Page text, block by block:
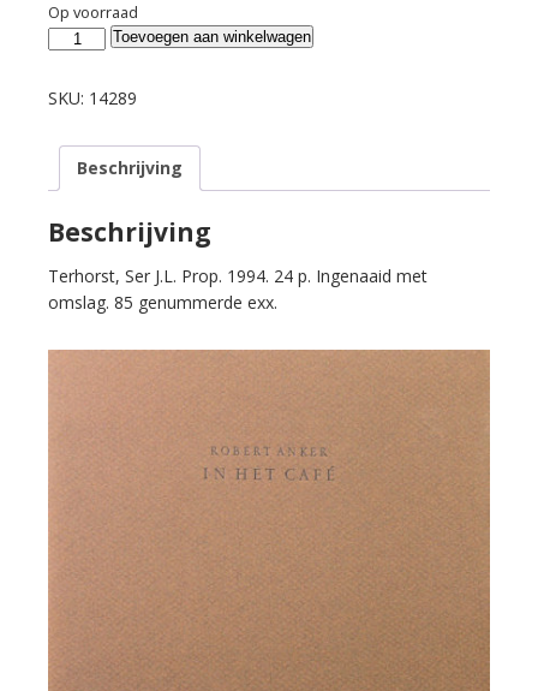
Op voorraad
Anker,
In
café.
aantal
Toevoegen aan winkelwagen
SKU: 14289
Beschrijving
Beschrijving
Terhorst, Ser J.L. Prop. 1994. 24 p. Ingenaaid met
omslag. 85 genummerde exx.